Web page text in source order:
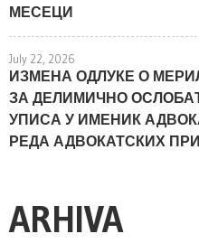
МЕСЕЦИ
July 22, 2026
ИЗМЕНА ОДЛУКЕ О
ЗА ДЕЛИМИЧНО
УПИСА У ИМЕНИК
РЕДА АДВОКАТСКИХ
ARHIVA